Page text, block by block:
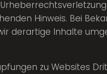
Hinweis. Bei
derartige Inhalte
zu Websites